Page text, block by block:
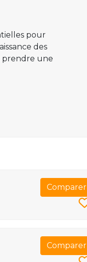
pour
des
prendre une
Comparer
Comparer